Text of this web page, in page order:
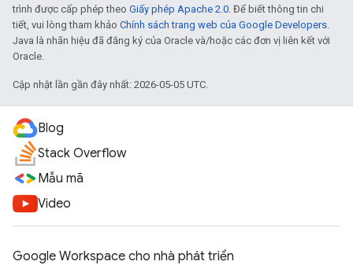
trình được cấp phép theo Giấy phép Apache 2.0. Để biết thông tin chi
tiết, vui lòng tham khảo Chính sách trang web của Google Developers.
Java là nhãn hiệu đã đăng ký của Oracle và/hoặc các đơn vị liên kết với
Oracle.
Cập nhật lần gần đây nhất: 2026-05-05 UTC.
Blog
Stack Overflow
Mẫu mã
Video
Google Workspace cho nhà phát triển